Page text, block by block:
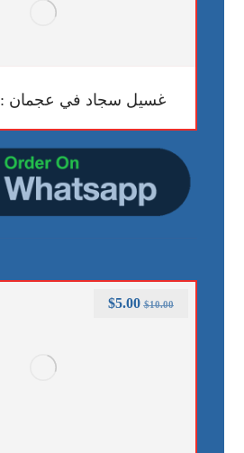
غسيل سجاد في عجمان :0504348425
$10.00
$5.00